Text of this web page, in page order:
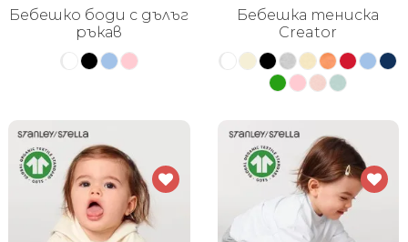
Бебешко боди с дълъг
ръкав
Бебешка тениска
Creator